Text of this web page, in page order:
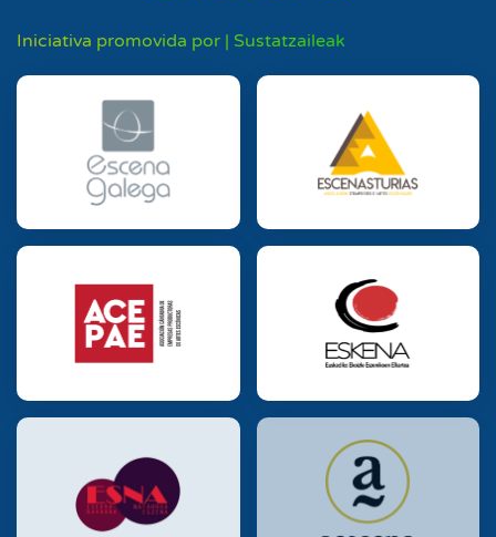
Iniciativa promovida por | Sustatzaileak